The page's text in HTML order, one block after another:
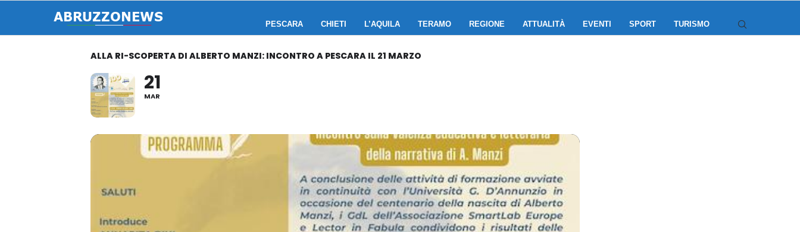
PESCARA CHIETI L’AQUILA TERAMO REGIONE ATTUALITÀ EVENTI SPORT TURISMO
ALLA RI-SCOPERTA DI ALBERTO MANZI: INCONTRO A PESCARA IL 21 MARZO
21
MAR